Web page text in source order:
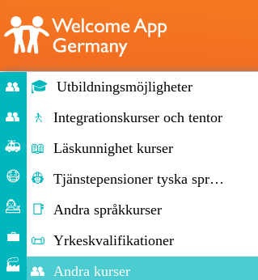
👥
Home
👥
Migration
och
invandring
🚑
Nödsituationer
😷
Corona
💁
Rådgivning
💼
Arbetsmarknaden
🏭
🎓 Utbildningsmöjligheter
🚶
Integrationskurser och tentor
📖 Läskunnighet kurser
👷
Tjänstepensioner tyska språket främjande
📑 Andra språkkurser
📜 Yrkeskvalifikationer
👥 Andra kurser